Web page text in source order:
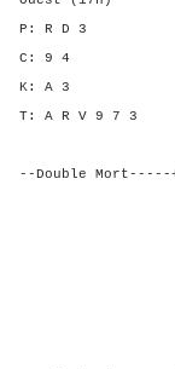
P: R
C: 9
K:
T: A
--Double Mort-----
Sud
P: A
C: 8
K: D
T: D